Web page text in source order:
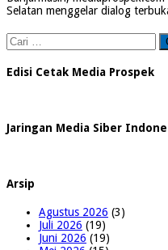
Selatan menggelar dialog
Cari
untuk:
Edisi Cetak Media Prospek
Jaringan Media Siber
Arsip
Agustus 2026 (3)
Juli 2026 (19)
Juni 2026 (19)